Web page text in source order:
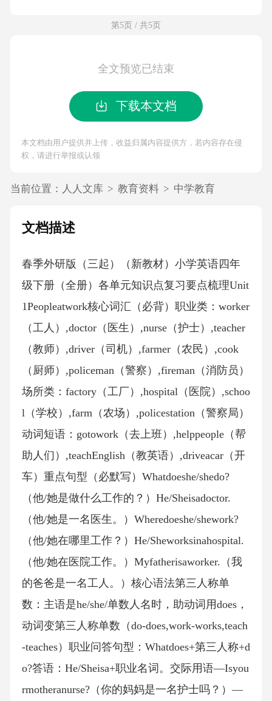
第5页 / 共5页
全文预览已结束
下载本文档
本文档由用户提供并上传，收益归属内容提供方，若内容存在侵
权，请进行举报或认领
当前位置： 人人文库 > 教育资料 > 中学教育
文档描述
春季外研版（三起）（新教材）小学英语四年
级下册（全册）各单元知识点复习要点梳理Unit
1Peopleatwork核心词汇（必背）职业类：worker
（工人）,doctor（医生）,nurse（护士）,teacher
（教师）,driver（司机）,farmer（农民）,cook
（厨师）,policeman（警察）,fireman（消防员）
场所类：factory（工厂）,hospital（医院）,schoo
l（学校）,farm（农场）,policestation（警察局）
动词短语：gotowork（去上班）,helppeople（帮
助人们）,teachEnglish（教英语）,driveacar（开
车）重点句型（必默写）Whatdoeshe/shedo?
（他/她是做什么工作的？）He/Sheisadoctor.
（他/她是一名医生。）Wheredoeshe/shework?
（他/她在哪里工作？）He/Sheworksinahospital.
（他/她在医院工作。）Myfatherisaworker.（我
的爸爸是一名工人。）核心语法第三人称单
数：主语是he/she/单数人名时，助动词用does，
动词变第三人称单数（do-does,work-works,teach
-teaches）职业问答句型：Whatdoes+第三人称+d
o?答语：He/Sheisa+职业名词。交际用语—Isyou
rmotheranurse?（你的妈妈是一名护士吗？）—